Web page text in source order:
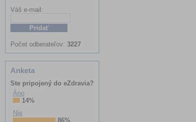
Váš e-mail:
Počet odberateľov: 3227
Anketa
Ste pripojený do eZdravia?
Áno
14%
Nie
86%